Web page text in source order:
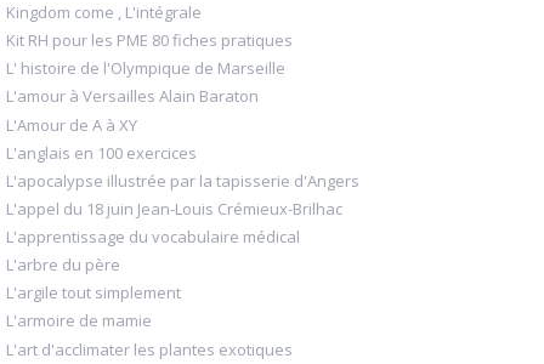
Kingdom come , L'intégrale
Kit RH pour les PME 80 fiches pratiques
L' histoire de l'Olympique de Marseille
L'amour à Versailles Alain Baraton
L'Amour de A à XY
L'anglais en 100 exercices
L'apocalypse illustrée par la tapisserie d'Angers
L'appel du 18 juin Jean-Louis Crémieux-Brilhac
L'apprentissage du vocabulaire médical
L'arbre du père
L'argile tout simplement
L'armoire de mamie
L'art d'acclimater les plantes exotiques